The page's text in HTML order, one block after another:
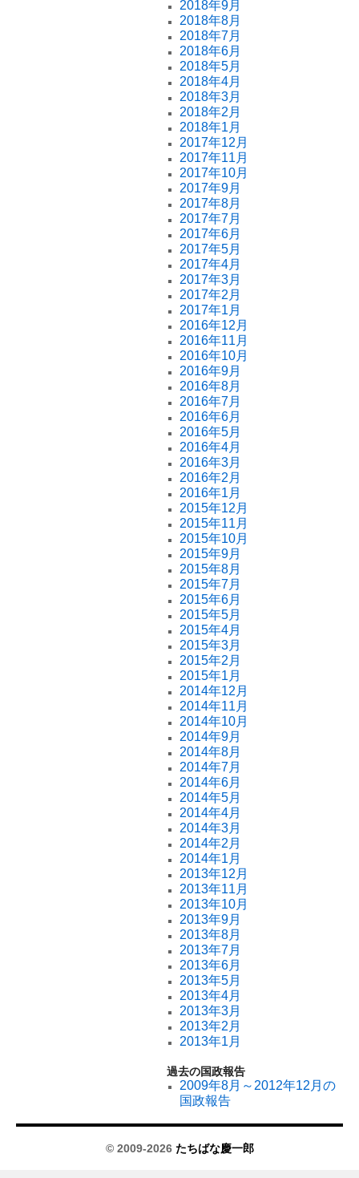
2018年9月
2018年8月
2018年7月
2018年6月
2018年5月
2018年4月
2018年3月
2018年2月
2018年1月
2017年12月
2017年11月
2017年10月
2017年9月
2017年8月
2017年7月
2017年6月
2017年5月
2017年4月
2017年3月
2017年2月
2017年1月
2016年12月
2016年11月
2016年10月
2016年9月
2016年8月
2016年7月
2016年6月
2016年5月
2016年4月
2016年3月
2016年2月
2016年1月
2015年12月
2015年11月
2015年10月
2015年9月
2015年8月
2015年7月
2015年6月
2015年5月
2015年4月
2015年3月
2015年2月
2015年1月
2014年12月
2014年11月
2014年10月
2014年9月
2014年8月
2014年7月
2014年6月
2014年5月
2014年4月
2014年3月
2014年2月
2014年1月
2013年12月
2013年11月
2013年10月
2013年9月
2013年8月
2013年7月
2013年6月
2013年5月
2013年4月
2013年3月
2013年2月
2013年1月
過去の国政報告
2009年8月～2012年12月の
国政報告
© 2009-2026 たちばな慶一郎